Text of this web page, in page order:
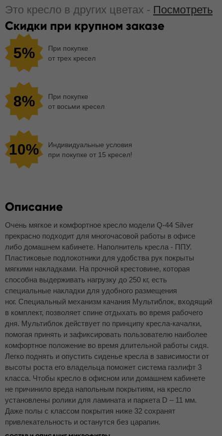
Это кресло в других цветах - Посмотреть
Скидки при крупном заказе
5%
При покупке
от трех кресел
8%
При покупке
от восьми кресел
10%
Индивидуальные условия
при покупке от 15 кресел!
Описание
Очень мягкое и комфортное кресло модели Q-44 Silver
прекрасно подходит для многочасовой работы в офисе
либо домашнем кабинете. Наполнитель кресла - ППУ.
Пластиковые подлокотники для удобства рук покрыты
мягкими накладками. На прочной крестовине, которая
способна выдерживать нагрузку до 250 кг, есть
специальные накладки для удобного размещения
ног. Специальный механизм качания Мультиблок, входящий
в комплект, позволяет спине отдыхать во время рабочего
дня. Мультиблок действует по принципу кресла-качалки,
помогая принять и зафиксировать пользователю наиболее
комфортное положение во время длительной работы сидя.
Легко поднять и опустить сиденье кресла в зависимости от
высоты роста его владельца поможет система газлифт 3
класса. Чтобы кресло в офисном или домашнем кабинете
не причинило вреда напольным покрытиям, на кресло
установлены ролики для ламината и паркета D – 11 мм.
Даже полы с классом покрытия ниже 32 сохранят
привлекательность и останутся без царапин.